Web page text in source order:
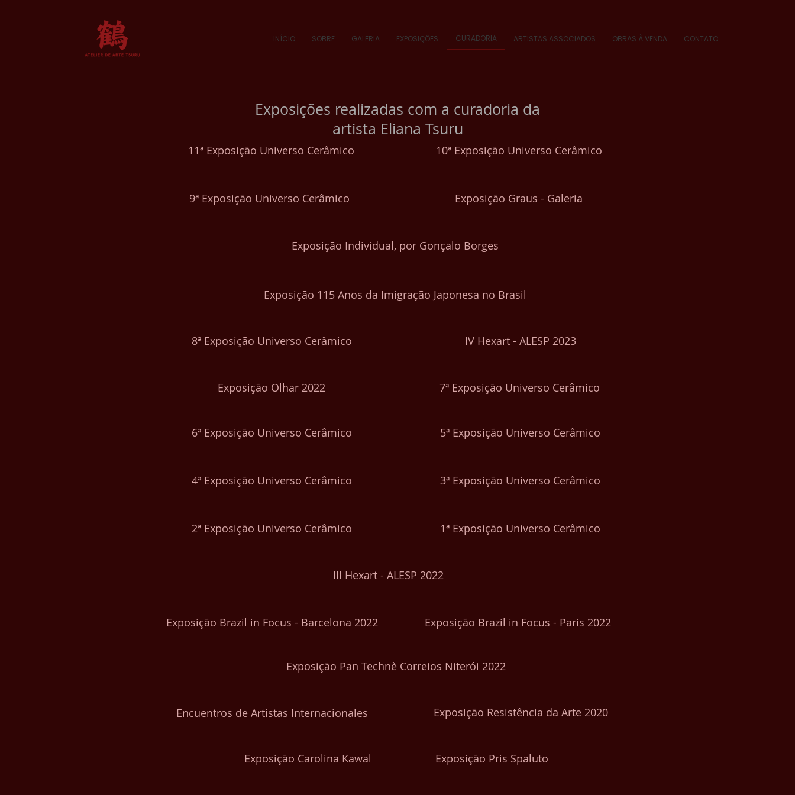
INÍCIO SOBRE GALERIA EXPOSIÇÕES CURADORIA ARTISTAS ASSOCIADOS OBRAS À VENDA CONTATO
Exposições realizadas com a curadoria da
artista Eliana Tsuru
Exposição Individual, por Gonçalo Borges
Exposição 115 Anos da Imigração Japonesa no Brasil
8ª Exposição Universo Cerâmico
Exposição Olhar 2022
6ª Exposição Universo Cerâmico
4ª Exposição Universo Cerâmico
2ª Exposição Universo Cerâmico
IV Hexart - ALESP 2023
7ª Exposição Universo Cerâmico
5ª Exposição Universo Cerâmico
3ª Exposição Universo Cerâmico
1ª Exposição Universo Cerâmico
III Hexart - ALESP 2022
Exposição Brazil in Focus - Barcelona 2022 Exposição Brazil in Focus - Paris 2022
Exposição Pan Technè Correios Niterói 2022
Encuentros de Artistas Internacionales
Exposição Carolina Kawal
Exposição Resistência da Arte 2020
Exposição Pris Spaluto
Exposição Graus - Galeria
9ª Exposição Universo Cerâmico
10ª Exposição Universo Cerâmico
11ª Exposição Universo Cerâmico